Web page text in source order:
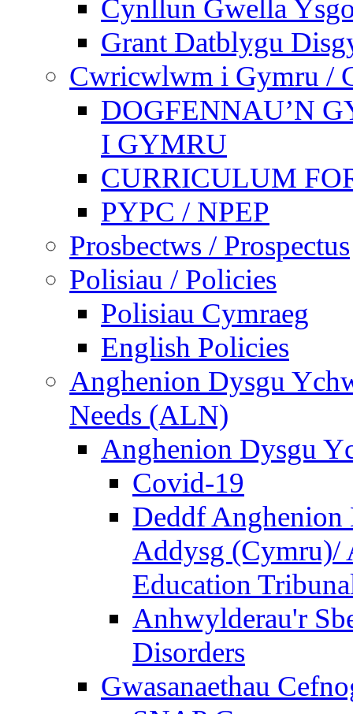
Cynllun Gwella
Grant Datblygu
Cwricwlwm i Gymru /
DOGFENNAU’N
I GYMRU
CURRICULUM
PYPC / NPEP
Prosbectws / Prospectus
Polisiau / Policies
Polisiau Cymraeg
English Policies
Anghenion Dysgu
Needs (ALN)
Anghenion Dysgu
Covid-19
Deddf
Addysg (Cymru)/
Education
Anhwylderau'r
Disorders
Gwasanaethau